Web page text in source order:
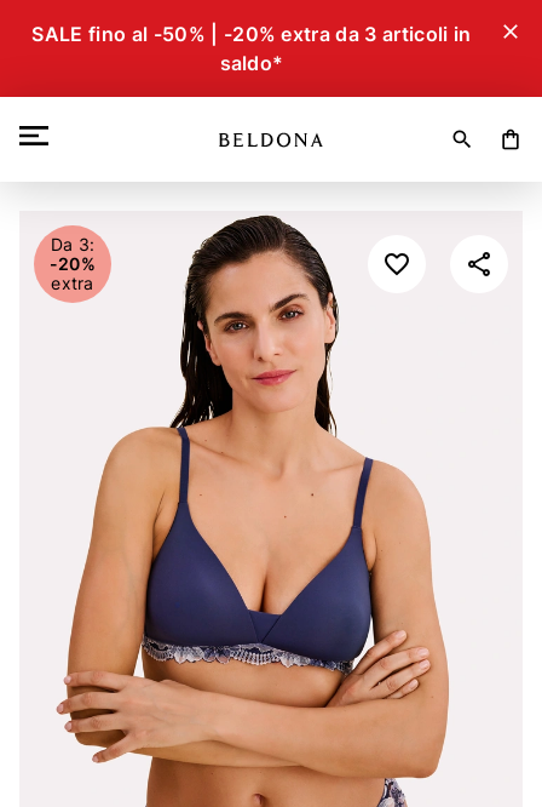
SALE fino al -50% | -20% extra da 3 articoli in
saldo*
close
search shopping_bag
Da 3:
-20%
extra